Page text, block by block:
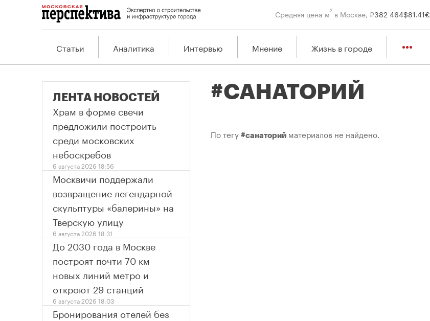
Средняя цена м2 в Москве, ₽382 464$81.41€
Статьи Аналитика Интервью Мнение Жизнь в городе
#САНАТОРИЙ
По тегу #санаторий материалов не найдено.
ЛЕНТА НОВОСТЕЙ
Храм в форме свечи
предложили построить
среди московских
небоскребов
6 августа 2026 18:56
Москвичи поддержали
возвращение легендарной
скульптуры «балерины» на
Тверскую улицу
6 августа 2026 18:31
До 2030 года в Москве
построят почти 70 км
новых линий метро и
откроют 29 станций
6 августа 2026 18:03
Бронирования отелей без